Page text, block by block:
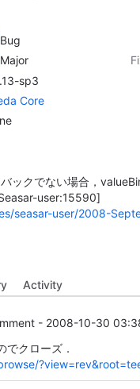
Bug
Major
sp3
Core
ックでない場合，
user:15590]
seasar-user/2008-
Activity
- 2008-10-30
でクローズ．